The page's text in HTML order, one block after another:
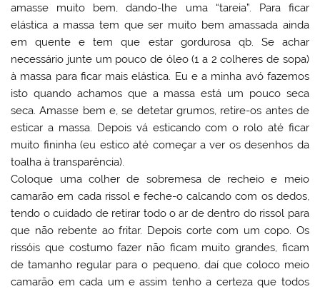
amasse muito bem, dando-lhe uma “tareia”. Para ficar
elástica a massa tem que ser muito bem amassada ainda
em quente e tem que estar gordurosa qb. Se achar
necessário junte um pouco de óleo (1 a 2 colheres de sopa)
à massa para ficar mais elástica. Eu e a minha avó fazemos
isto quando achamos que a massa está um pouco seca
seca. Amasse bem e, se detetar grumos, retire-os antes de
esticar a massa. Depois vá esticando com o rolo até ficar
muito fininha (eu estico até começar a ver os desenhos da
toalha à transparência).
Coloque uma colher de sobremesa de recheio e meio
camarão em cada rissol e feche-o calcando com os dedos,
tendo o cuidado de retirar todo o ar de dentro do rissol para
que não rebente ao fritar. Depois corte com um copo. Os
rissóis que costumo fazer não ficam muito grandes, ficam
de tamanho regular para o pequeno, daí que coloco meio
camarão em cada um e assim tenho a certeza que todos